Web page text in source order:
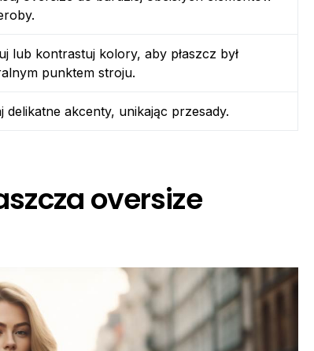
lub kontrastuj kolory, aby płaszcz był
punktem stroju.
delikatne akcenty, unikając przesady.
oversize